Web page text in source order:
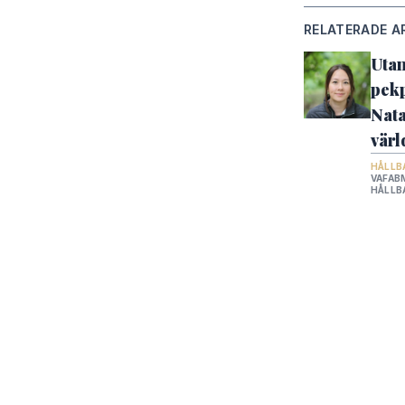
Rent vatten och sanitet för alla 7.
Hållbar industri, innovationer och
Hållbar konsumtion och produktion
Fredliga och inkluderande samhällen
RELATERADE